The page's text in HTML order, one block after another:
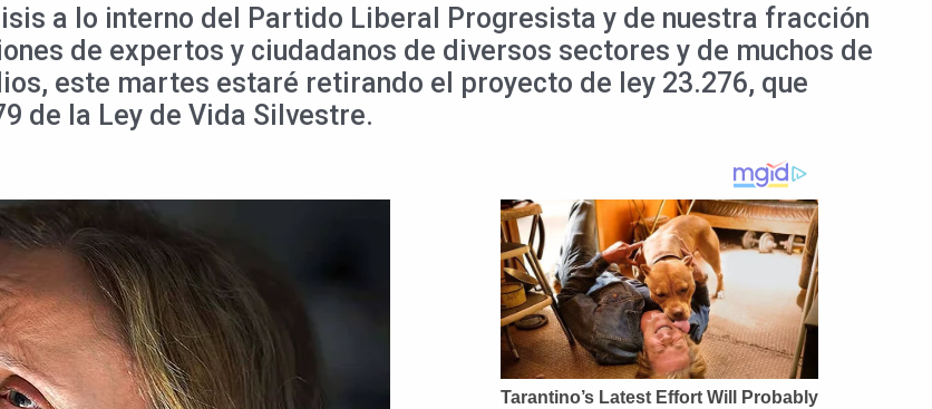
a lo interno del Partido Liberal Progresista y de nuestra fracción
de expertos y ciudadanos de diversos sectores y de muchos de
este martes estaré retirando el proyecto de ley 23.276, que
de la Ley de Vida Silvestre.